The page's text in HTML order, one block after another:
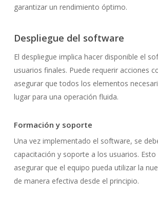
garantizar un rendimiento óptimo.
Despliegue del software
El despliegue implica hacer disponible el
usuarios finales. Puede requerir acciones
asegurar que todos los elementos
lugar para una operación fluida.
Formación y soporte
Una vez implementado el software, se
capacitación y soporte a los usuarios. Esto
asegurar que el equipo pueda utilizar la
de manera efectiva desde el principio.